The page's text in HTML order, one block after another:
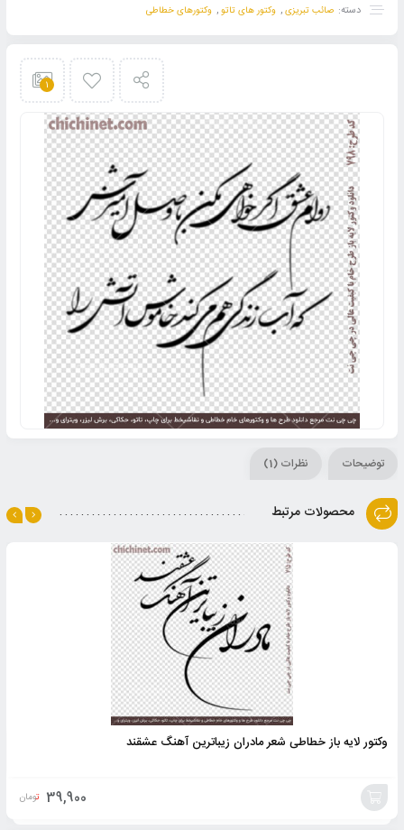
5
در
دسته: صائب تبریزی, وکتور های تاتو, وکتورهای خطاطی
1
توضیحات نظرات (1)
محصولات مرتبط
وکتور لایه باز خطاطی شعر مادران زیباترین آهنگ عشقند
39,900 تومان